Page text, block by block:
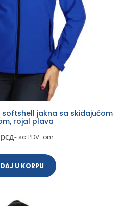
softshell jakna sa skidajućom
rojal plava
рсд~ sa PDV-om
U KORPU